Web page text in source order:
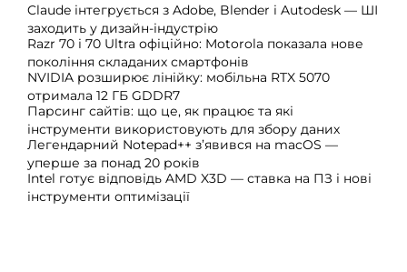
Claude інтегрується з Adobe, Blender і Autodesk — ШІ
заходить у дизайн-індустрію
Razr 70 і 70 Ultra офіційно: Motorola показала нове
покоління складаних смартфонів
NVIDIA розширює лінійку: мобільна RTX 5070
отримала 12 ГБ GDDR7
Парсинг сайтів: що це, як працює та які
інструменти використовують для збору даних
Легендарний Notepad++ з’явився на macOS —
уперше за понад 20 років
Intel готує відповідь AMD X3D — ставка на ПЗ і нові
інструменти оптимізації